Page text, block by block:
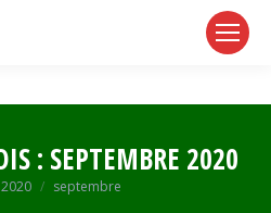
: SEPTEMBRE 2020
ici :
2020 septembre